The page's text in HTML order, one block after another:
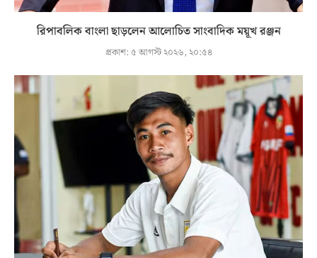
রিপাবলিক বাংলা ছাড়লেন আলোচিত সাংবাদিক ময়ূখ রঞ্জন
প্রকাশ: ৫ আগস্ট ২০২৬, ২০:৫৪